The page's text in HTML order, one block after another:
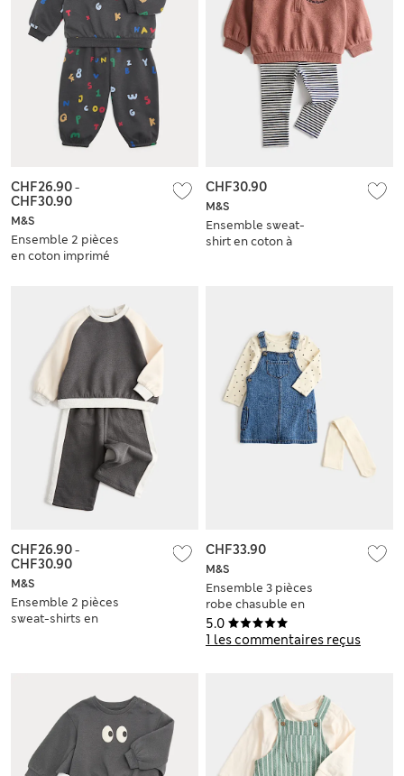
M&S
Ensemble 2 pièces
en coton imprimé
CHF26.90-
CHF30.90
M&S
Ensemble sweat-
shirt en coton à
CHF30.90
M&S
Ensemble 2 pièces
sweat-shirts en
CHF26.90-
CHF30.90
5.0
1 les commentaires reçus
M&S
Ensemble 3 pièces
robe chasuble en
jean de coton avec
collants (jusqu’au 3
CHF33.90